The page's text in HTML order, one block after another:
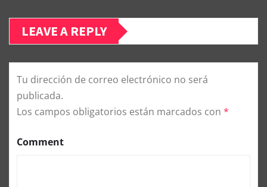
LEAVE A REPLY
Tu dirección de correo electrónico no será
publicada.
Los campos obligatorios están marcados con *
Comment